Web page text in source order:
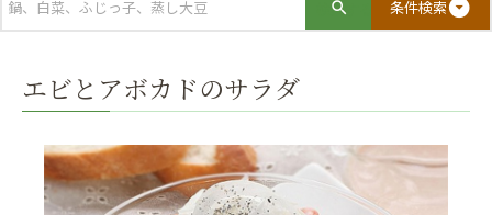
条件検索arrow_drop_down_circle
エビとアボカドのサラダ